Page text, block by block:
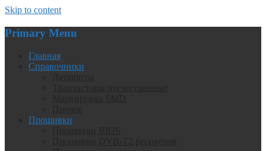
Skip to content
Primary Menu
Главная
Справочники
Прошивки